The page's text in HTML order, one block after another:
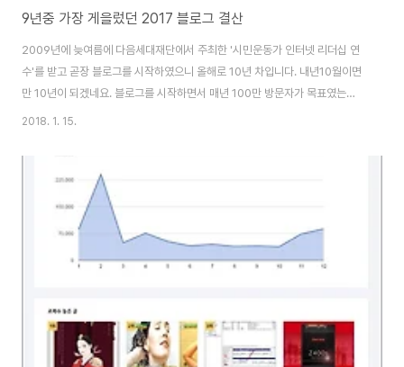
9년중 가장 게을렀던 2017 블로그 결산
2009년에 늦여름에 다음세대재단에서 주최한 '시민운동가 인터넷 리더십 연
수'를 받고 곧장 블로그를 시작하였으니 올해로 10년 차입니다. 내년10월이면
만 10년이 되겠네요. 블로그를 시작하면서 매년 100만 방문자가 목표였는데
만 10년이 될 때쯤에는 1000만 방문자를 기록할 수 있을 것 같습니다. 블로그
공해주지 않아도 매년 내가 쓴 글을 분류하고, 서평을 썼던 책들을 모아 따로 소
개도 하였습니다. 하지만 작년부터 블로그 활동을 많이 줄였습니다. 시간 여유
없지만 마음의 여유가 더 없는 보직을 맡다보니 블로그에 글을 쓸 시간을 만들
기가 어려워졌습니다. 블로그 포스팅이 적어질수록 블로그 관리도 점점 더 소
2018. 1. 15.